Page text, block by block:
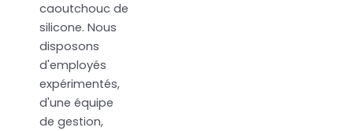
caoutchouc de
silicone. Nous
disposons
d'employés
expérimentés,
d'une équipe
de gestion,